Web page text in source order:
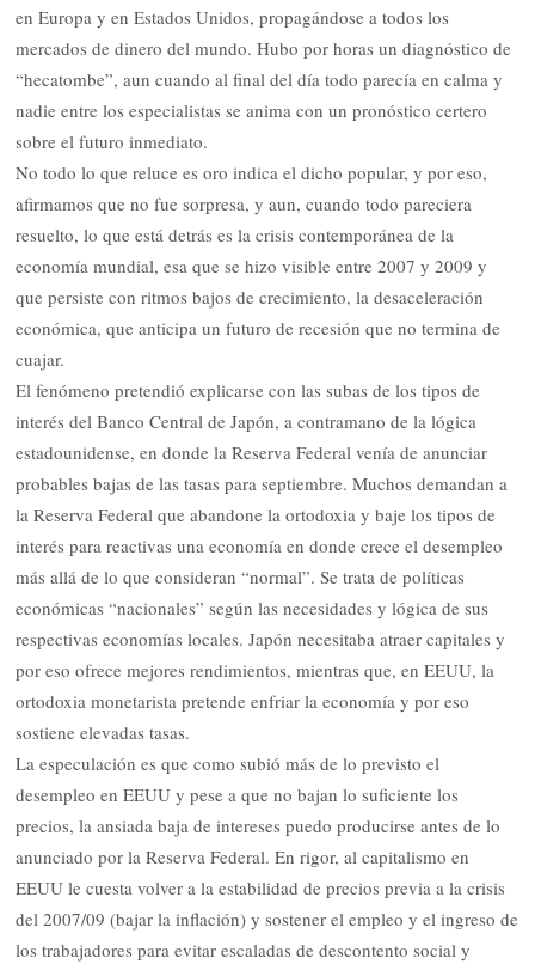
en Europa y en Estados Unidos, propagándose a todos los
mercados de dinero del mundo. Hubo por horas un diagnóstico de
“hecatombe”, aun cuando al final del día todo parecía en calma y
nadie entre los especialistas se anima con un pronóstico certero
sobre el futuro inmediato.
No todo lo que reluce es oro indica el dicho popular, y por eso,
afirmamos que no fue sorpresa, y aun, cuando todo pareciera
resuelto, lo que está detrás es la crisis contemporánea de la
economía mundial, esa que se hizo visible entre 2007 y 2009 y
que persiste con ritmos bajos de crecimiento, la desaceleración
económica, que anticipa un futuro de recesión que no termina de
cuajar.
El fenómeno pretendió explicarse con las subas de los tipos de
interés del Banco Central de Japón, a contramano de la lógica
estadounidense, en donde la Reserva Federal venía de anunciar
probables bajas de las tasas para septiembre. Muchos demandan a
la Reserva Federal que abandone la ortodoxia y baje los tipos de
interés para reactivas una economía en donde crece el desempleo
más allá de lo que consideran “normal”. Se trata de políticas
económicas “nacionales” según las necesidades y lógica de sus
respectivas economías locales. Japón necesitaba atraer capitales y
por eso ofrece mejores rendimientos, mientras que, en EEUU, la
ortodoxia monetarista pretende enfriar la economía y por eso
sostiene elevadas tasas.
La especulación es que como subió más de lo previsto el
desempleo en EEUU y pese a que no bajan lo suficiente los
precios, la ansiada baja de intereses puedo producirse antes de lo
anunciado por la Reserva Federal. En rigor, al capitalismo en
EEUU le cuesta volver a la estabilidad de precios previa a la crisis
del 2007/09 (bajar la inflación) y sostener el empleo y el ingreso de
los trabajadores para evitar escaladas de descontento social y